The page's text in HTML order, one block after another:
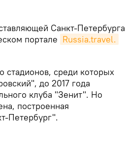
Санкт-Петербурга
портале Russia.travel.
стадионов, среди которых
до 2017 года
клуба "Зенит". Но
построенная
Петербург".